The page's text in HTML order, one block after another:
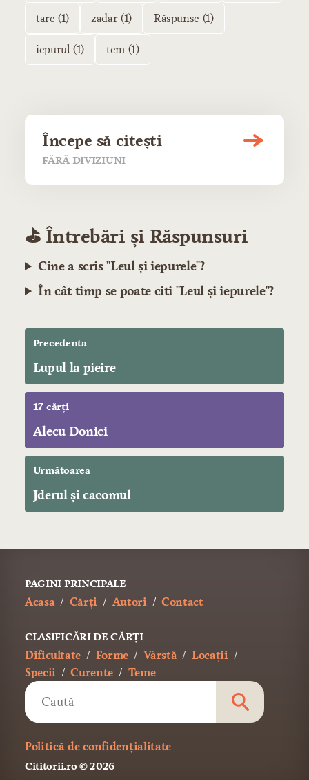
tare (1) zadar (1) Răspunse (1)
iepurul (1) tem (1)
Începe să citești
FĂRĂ DIVIZIUNI
⛳️ Întrebări și Răspunsuri
Cine a scris "Leul şi iepurele"?
În cât timp se poate citi "Leul şi iepurele"?
Precedenta
Lupul la pieire
17 cărți
Alecu Donici
Următoarea
Jderul şi cacomul
Politică de confidențialitate
Cititorii.ro© 2026
PAGINI PRINCIPALE
Acasa Cărți Autori Contact
CLASIFICĂRI DE CĂRȚI
Dificultate Forme Vârstă
Locații
Specii
Curente Teme